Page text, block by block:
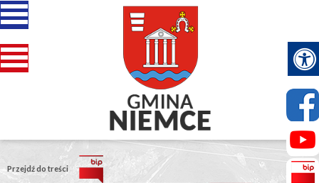
Przejdź do treści